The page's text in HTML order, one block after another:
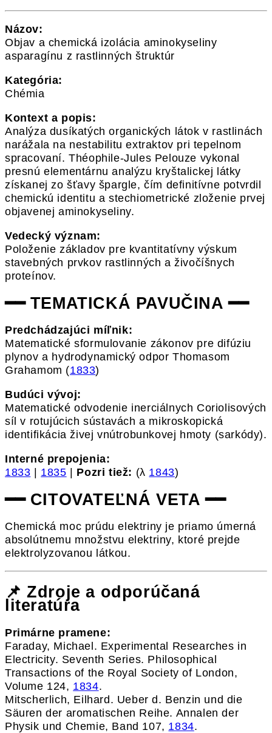
Názov:
Objav a chemická izolácia aminokyseliny
asparagínu z rastlinných štruktúr
Kategória:
Chémia
Kontext a popis:
Analýza dusíkatých organických látok v rastlinách
narážala na nestabilitu extraktov pri tepelnom
spracovaní. Théophile-Jules Pelouze vykonal
presnú elementárnu analýzu kryštalickej látky
získanej zo šťavy špargle, čím definitívne potvrdil
chemickú identitu a stechiometrické zloženie prvej
objavenej aminokyseliny.
Vedecký význam:
Položenie základov pre kvantitatívny výskum
stavebných prvkov rastlinných a živočíšnych
proteínov.
━━ TEMATICKÁ PAVUČINA ━━
Predchádzajúci míľnik:
Matematické sformulovanie zákonov pre difúziu
plynov a hydrodynamický odpor Thomasom
Grahamom (1833)
Budúci vývoj:
Matematické odvodenie inerciálnych Coriolisových
síl v rotujúcich sústavách a mikroskopická
identifikácia živej vnútrobunkovej hmoty (sarkódy).
Interné prepojenia:
1833
1835 Pozri tiež: (λ 1843)
━━ CITOVATEĽNÁ VETA ━━
Chemická moc prúdu elektriny je priamo úmerná
absolútnemu množstvu elektriny, ktoré prejde
elektrolyzovanou látkou.
📌 Zdroje a odporúčaná
literatúra
Primárne pramene:
Faraday, Michael. Experimental Researches in
Electricity. Seventh Series. Philosophical
Transactions of the Royal Society of London,
Volume 124, 1834.
Mitscherlich, Eilhard. Ueber d. Benzin und die
Säuren der aromatischen Reihe. Annalen der
Physik und Chemie, Band 107, 1834.